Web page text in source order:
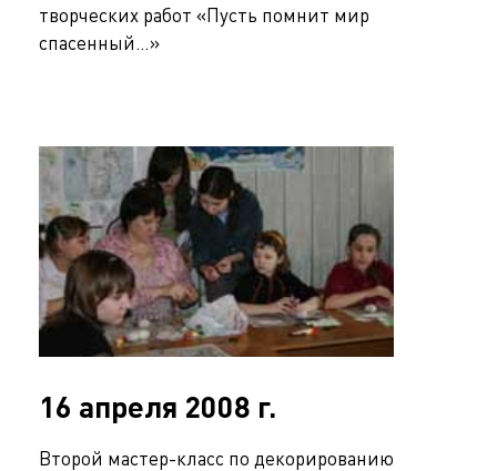
творческих работ «Пусть помнит мир
спасенный…»
16 апреля 2008 г.
Второй мастер-класс по декорированию